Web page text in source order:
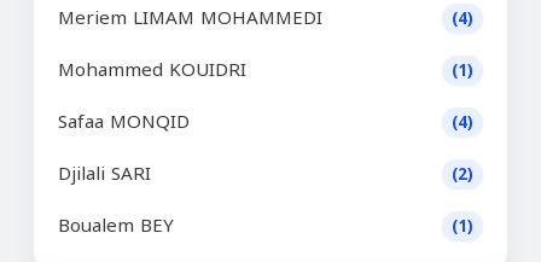
Meriem LIMAM MOHAMMEDI (4)
Mohammed KOUIDRI (1)
Safaa MONQID (4)
Djilali SARI (2)
Boualem BEY (1)